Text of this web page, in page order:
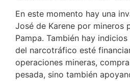
En este momento hay una
José de Karene por mineros
Pampa. También hay
del narcotráfico esté
operaciones mineras,
pesada, sino también